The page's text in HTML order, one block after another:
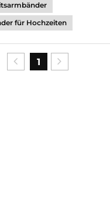
für Hochzeiten
1